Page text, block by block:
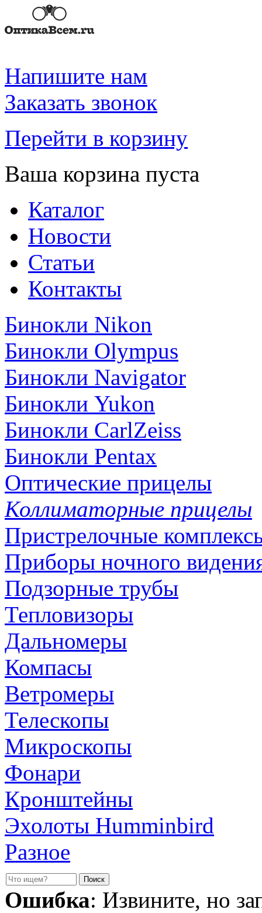
Напишите нам
Заказать звонок
Перейти в корзину
Ваша корзина пуста
Каталог
Новости
Статьи
Контакты
Бинокли Nikon
Бинокли Olympus
Бинокли Navigator
Бинокли Yukon
Бинокли CarlZeiss
Бинокли Pentax
Оптические прицелы
Коллиматорные прицелы
Пристрелочные
Приборы ночного
Подзорные трубы
Тепловизоры
Дальномеры
Компасы
Ветромеры
Телескопы
Микроскопы
Фонари
Кронштейны
Эхолоты Humminbird
Разное
Ошибка: Извините, но